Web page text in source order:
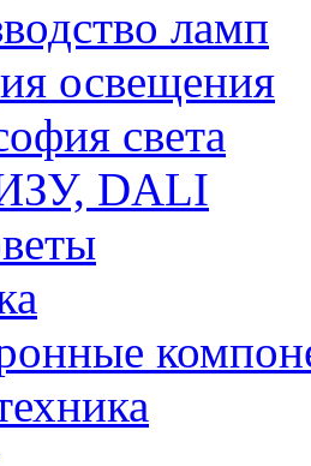
ламп
освещения
света
DALI